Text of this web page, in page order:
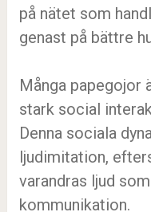
på nätet som
genast på bättre
Många papegojor
stark social
Denna sociala
ljudimitation,
varandras ljud
kommunikation.